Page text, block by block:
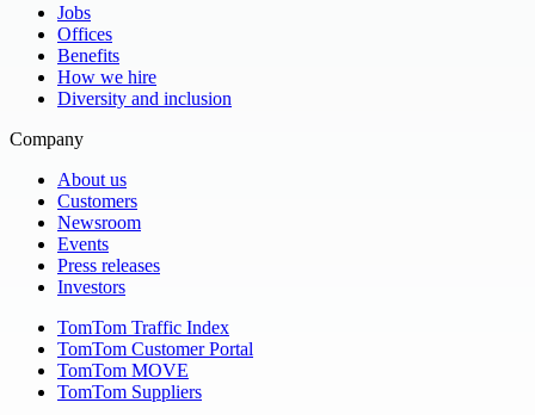
Jobs
Offices
Benefits
How we hire
Diversity and inclusion
Company
About us
Customers
Newsroom
Events
Press releases
Investors
TomTom Traffic Index
TomTom Customer Portal
TomTom MOVE
TomTom Suppliers